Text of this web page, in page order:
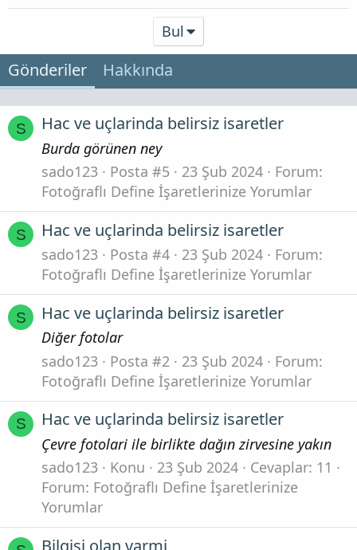
Bul
Gönderiler Hakkında
S Hac ve uçlarinda belirsiz isaretler
Burda görünen ney
sado123
Posta #5 23 Şub 2024
Forum:
Fotoğraflı Define İşaretlerinize Yorumlar
S Hac ve uçlarinda belirsiz isaretler
sado123 Posta #4 23 Şub 2024
Forum:
Fotoğraflı Define İşaretlerinize Yorumlar
S Hac ve uçlarinda belirsiz isaretler
Diğer fotolar
sado123
Posta #2 23 Şub 2024
Forum:
Fotoğraflı Define İşaretlerinize Yorumlar
S Hac ve uçlarinda belirsiz isaretler
Çevre fotolari ile birlikte dağın zirvesine yakın
sado123
Konu 23 Şub 2024
Cevaplar: 11
Forum: Fotoğraflı Define İşaretlerinize
Yorumlar
Bilgisi olan varmi